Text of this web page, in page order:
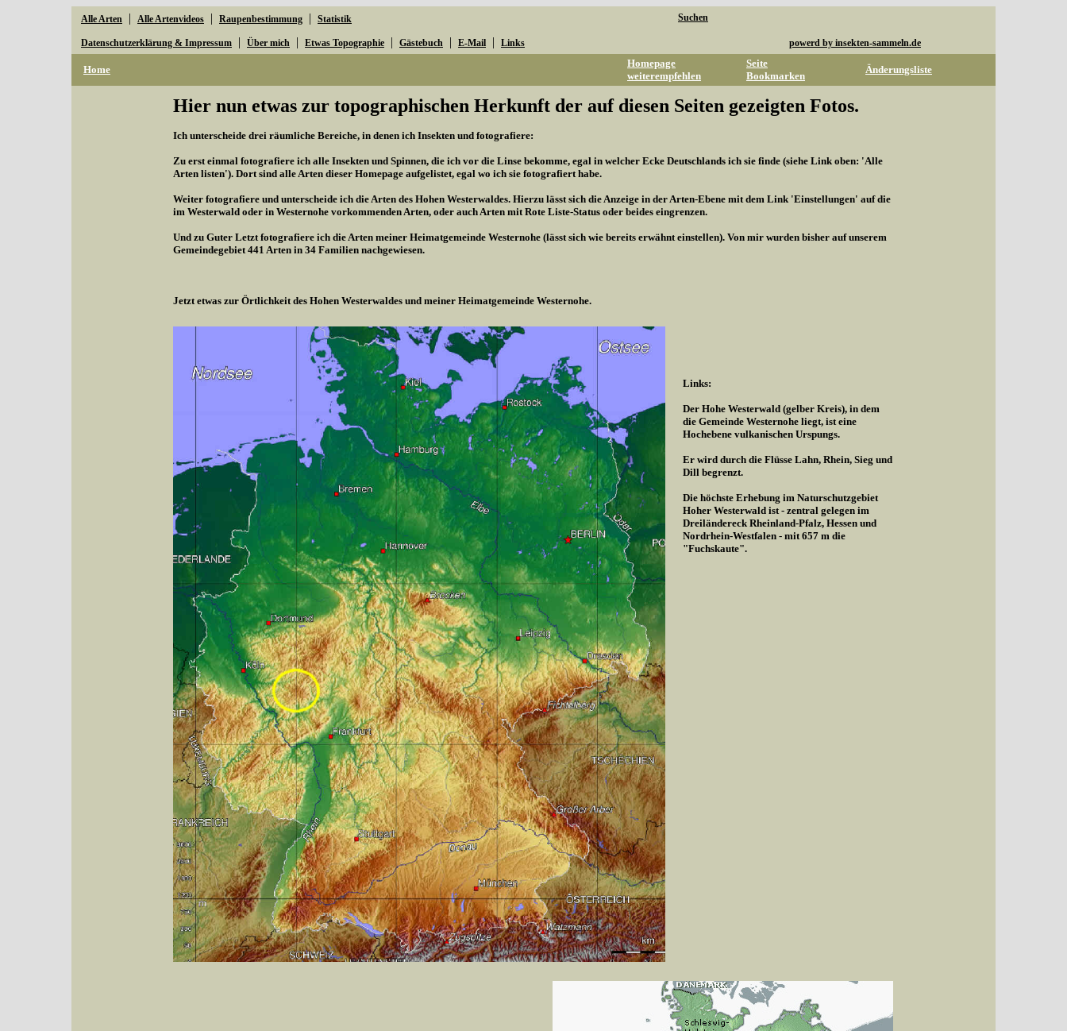
Alle Arten | Alle Artenvideos | Raupenbestimmung | Statistik Suchen
Datenschutzerklärung & Impressum | Über mich | Etwas Topographie | Gästebuch | E-Mail | Links powerd by insekten-sammeln.de
Home
Homepage
weiterempfehlen
Seite
Bookmarken
Änderungsliste
Hier nun etwas zur topographischen Herkunft der auf diesen Seiten gezeigten Fotos.
Ich unterscheide drei räumliche Bereiche, in denen ich Insekten und fotografiere:
Zu erst einmal fotografiere ich alle Insekten und Spinnen, die ich vor die Linse bekomme, egal in welcher Ecke Deutschlands ich sie finde (siehe Link oben: 'Alle
Arten listen'). Dort sind alle Arten dieser Homepage aufgelistet, egal wo ich sie fotografiert habe.
Weiter fotografiere und unterscheide ich die Arten des Hohen Westerwaldes. Hierzu lässt sich die Anzeige in der Arten-Ebene mit dem Link 'Einstellungen' auf die
im Westerwald oder in Westernohe vorkommenden Arten, oder auch Arten mit Rote Liste-Status oder beides eingrenzen.
Und zu Guter Letzt fotografiere ich die Arten meiner Heimatgemeinde Westernohe (lässt sich wie bereits erwähnt einstellen). Von mir wurden bisher auf unserem
Gemeindegebiet 441 Arten in 34 Familien nachgewiesen.
Jetzt etwas zur Örtlichkeit des Hohen Westerwaldes und meiner Heimatgemeinde Westernohe.
Links:
Der Hohe Westerwald (gelber Kreis), in dem
die Gemeinde Westernohe liegt, ist eine
Hochebene vulkanischen Urspungs.
Er wird durch die Flüsse Lahn, Rhein, Sieg und
Dill begrenzt.
Die höchste Erhebung im Naturschutzgebiet
Hoher Westerwald ist - zentral gelegen im
Dreiländereck Rheinland-Pfalz, Hessen und
Nordrhein-Westfalen - mit 657 m die
"Fuchskaute".